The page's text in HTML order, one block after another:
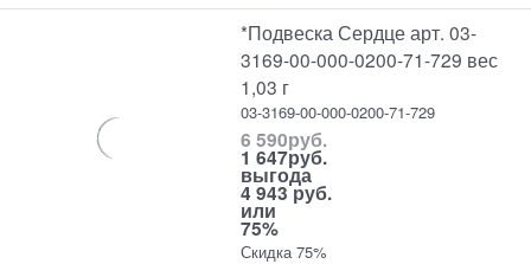
*Подвеска Сердце арт. 03-
3169-00-000-0200-71-729 вес
1,03 г
03-3169-00-000-0200-71-729
6 590руб.
1 647руб.
выгода
4 943 руб.
или
75%
Скидка 75%